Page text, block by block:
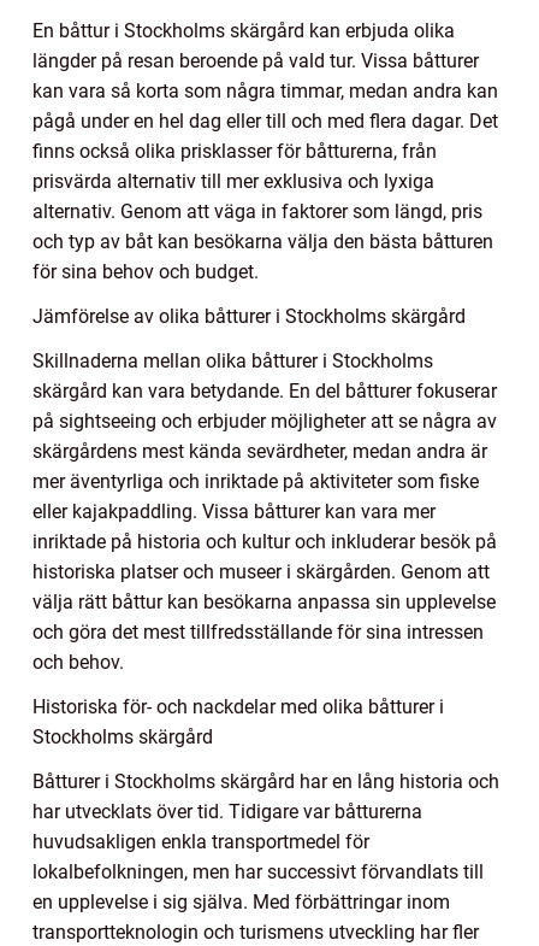
En båttur i Stockholms skärgård kan erbjuda olika
längder på resan beroende på vald tur. Vissa båtturer
kan vara så korta som några timmar, medan andra kan
pågå under en hel dag eller till och med flera dagar. Det
finns också olika prisklasser för båtturerna, från
prisvärda alternativ till mer exklusiva och lyxiga
alternativ. Genom att väga in faktorer som längd, pris
och typ av båt kan besökarna välja den bästa båtturen
för sina behov och budget.
Jämförelse av olika båtturer i Stockholms skärgård
Skillnaderna mellan olika båtturer i Stockholms
skärgård kan vara betydande. En del båtturer fokuserar
på sightseeing och erbjuder möjligheter att se några av
skärgårdens mest kända sevärdheter, medan andra är
mer äventyrliga och inriktade på aktiviteter som fiske
eller kajakpaddling. Vissa båtturer kan vara mer
inriktade på historia och kultur och inkluderar besök på
historiska platser och museer i skärgården. Genom att
välja rätt båttur kan besökarna anpassa sin upplevelse
och göra det mest tillfredsställande för sina intressen
och behov.
Historiska för- och nackdelar med olika båtturer i
Stockholms skärgård
Båtturer i Stockholms skärgård har en lång historia och
har utvecklats över tid. Tidigare var båtturerna
huvudsakligen enkla transportmedel för
lokalbefolkningen, men har successivt förvandlats till
en upplevelse i sig själva. Med förbättringar inom
transportteknologin och turismens utveckling har fler